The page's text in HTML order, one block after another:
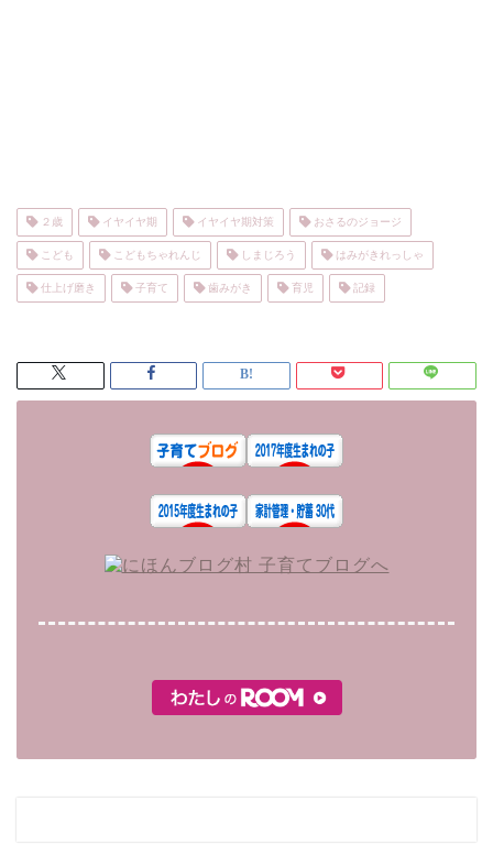
２歳 イヤイヤ期 イヤイヤ期対策 おさるのジョージ
こども こどもちゃれんじ しまじろう はみがきれっしゃ
仕上げ磨き 子育て 歯みがき 育児 記録